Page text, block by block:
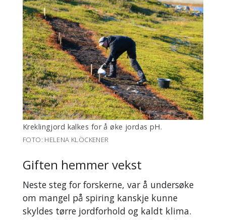
Kreklingjord kalkes for å øke jordas pH.
FOTO: HELENA KLÖCKENER
Giften hemmer vekst
Neste steg for forskerne, var å undersøke
om mangel på spiring kanskje kunne
skyldes tørre jordforhold og kaldt klima.